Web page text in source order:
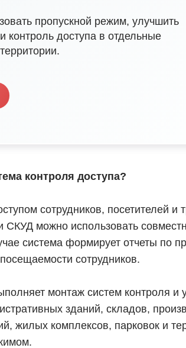
контроля доступа?
сотрудников, посетителей и
СКУД можно использовать
система формирует отчеты по
сотрудников.
монтаж систем контроля и
зданий, складов,
жилых комплексов, парковок и
пропускной режим, улучшить
контроль доступа в отдельные